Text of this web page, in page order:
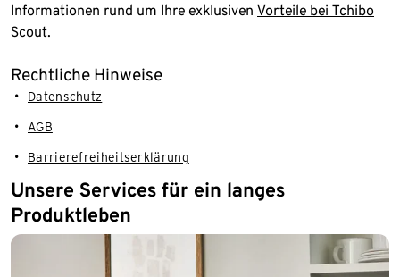
Informationen rund um Ihre exklusiven Vorteile bei Tchibo
Scout.
Rechtliche Hinweise
Datenschutz
AGB
Barrierefreiheitserklärung
Unsere Services für ein langes
Produktleben